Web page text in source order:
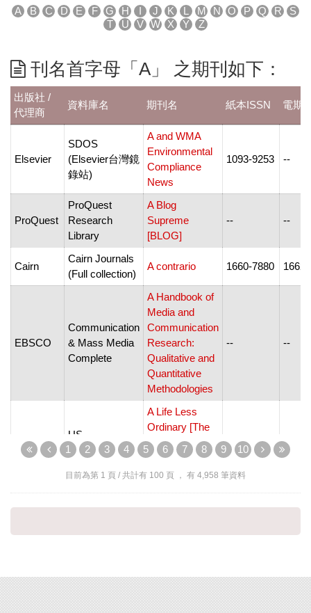
A B C D E F G H I J K L M N O P Q R
S
T
U V W X Y Z
刊名首字母「A」 之期刊如下：
出版社 /
代理商
資料庫名 期刊名 紙本ISSN 電期
Elsevier
SDOS
(Elsevier台灣鏡
錄站)
A and WMA
Environmental
Compliance
News
1093-9253 --
ProQuest
ProQuest
Research
Library
A Blog
Supreme
[BLOG]
-- --
Cairn
Cairn Journals
(Full collection)
A contrario 1660-7880
EBSCO
Communication
& Mass Media
Complete
A Handbook of
Media and
Communication
Research:
Qualitative and
Quantitative
Methodologies
-- --
ProQuest
US
Newsstream
A Life Less
Ordinary [The
Star, Shelby,
North Carolina -
BLOG]
-- --
Reuters
Classic
A.S. Pratt &
Sons: Pratt's
Thomson
Westlaw
A.S. Pratt &
Sons: Pratt's
Mortgage
-- --
1 2 3 4 5 6 7 8 9 10
目前為第 1 頁 / 共計有 100 頁 ， 有 4,958 筆資料